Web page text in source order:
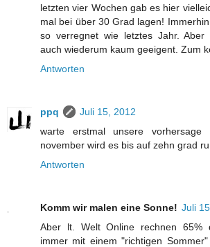
letzten vier Wochen gab es hier
mal bei über 30 Grad lagen!
so verregnet wie letztes Jahr. Aber
auch wiederum kaum geeigent. Zum
Antworten
ppq
Juli 15, 2012
warte erstmal unsere
november wird es bis auf zehn grad
Antworten
Komm wir malen eine Sonne! Juli
Aber lt. Welt Online rechnen 65%
immer mit einem "richtigen